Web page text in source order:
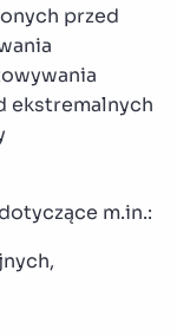
przed
ekstremalnych
m.in.: